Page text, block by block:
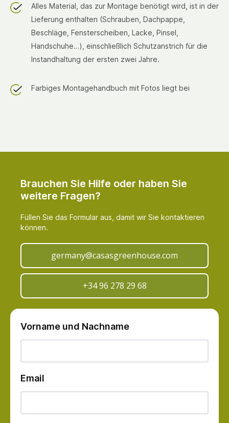
Alles Material, das zur Montage benötigt wird, ist in der
Lieferung enthalten (Schrauben, Dachpappe,
Beschläge, Fensterscheiben, Lacke, Pinsel,
Handschuhe…), einschließlich Schutzanstrich für die
Instandhaltung der ersten zwei Jahre.
Farbiges Montagehandbuch mit Fotos liegt bei
Brauchen Sie Hilfe oder haben Sie
weitere Fragen?
Füllen Sie das Formular aus, damit wir Sie kontaktieren
können.
germany@casasgreenhouse.com
+34 96 278 29 68
Vorname und Nachname
Email